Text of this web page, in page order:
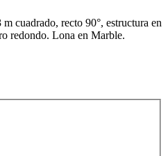
cuadrado, recto 90°, estructura en
redondo. Lona en Marble.